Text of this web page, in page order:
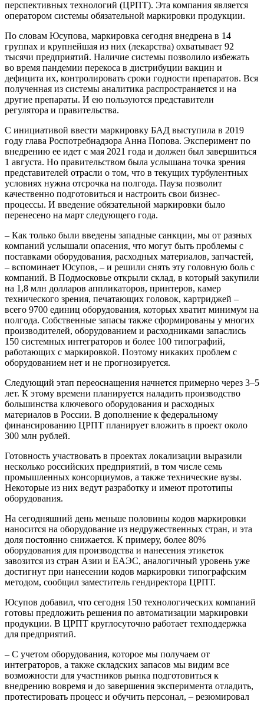
перспективных технологий (ЦРПТ). Эта компания является
оператором системы обязательной маркировки продукции.
По словам Юсупова, маркировка сегодня внедрена в 14
группах и крупнейшая из них (лекарства) охватывает 92
тысячи предприятий. Наличие системы позволило избежать
во время пандемии перекоса в дистрибуции вакцин и
дефицита их, контролировать сроки годности препаратов. Вся
полученная из системы аналитика распространяется и на
другие препараты. И ею пользуются представители
регулятора и правительства.
С инициативой ввести маркировку БАД выступила в 2019
году глава Роспотребнадзора Анна Попова. Эксперимент по
внедрению ее идет с мая 2021 года и должен был завершиться
1 августа. Но правительством была услышана точка зрения
представителей отрасли о том, что в текущих турбулентных
условиях нужна отсрочка на полгода. Пауза позволит
качественно подготовиться и настроить свои бизнес-
процессы. И введение обязательной маркировки было
перенесено на март следующего года.
– Как только были введены западные санкции, мы от разных
компаний услышали опасения, что могут быть проблемы с
поставками оборудования, расходных материалов, запчастей,
– вспоминает Юсупов, – и решили снять эту головную боль с
компаний. В Подмосковье открыли склад, в который закупили
на 1,8 млн долларов аппликаторов, принтеров, камер
технического зрения, печатающих головок, картриджей –
всего 9700 единиц оборудования, которых хватит минимум на
полгода. Собственные запасы также сформированы у многих
производителей, оборудованием и расходниками запаслись
150 системных интеграторов и более 100 типографий,
работающих с маркировкой. Поэтому никаких проблем с
оборудованием нет и не прогнозируется.
Следующий этап переоснащения начнется примерно через 3–5
лет. К этому времени планируется наладить производство
большинства ключевого оборудования и расходных
материалов в России. В дополнение к федеральному
финансированию ЦРПТ планирует вложить в проект около
300 млн рублей.
Готовность участвовать в проектах локализации выразили
несколько российских предприятий, в том числе семь
промышленных консорциумов, а также технические вузы.
Некоторые из них ведут разработку и имеют прототипы
оборудования.
На сегодняшний день меньше половины кодов маркировки
наносится на оборудование из недружественных стран, и эта
доля постоянно снижается. К примеру, более 80%
оборудования для производства и нанесения этикеток
завозится из стран Азии и ЕАЭС, аналогичный уровень уже
достигнут при нанесении кодов маркировки типографским
методом, сообщил заместитель гендиректора ЦРПТ.
Юсупов добавил, что сегодня 150 технологических компаний
готовы предложить решения по автоматизации маркировки
продукции. В ЦРПТ круглосуточно работает техподдержка
для предприятий.
– С учетом оборудования, которое мы получаем от
интеграторов, а также складских запасов мы видим все
возможности для участников рынка подготовиться к
внедрению вовремя и до завершения эксперимента отладить,
протестировать процесс и обучить персонал, – резюмировал